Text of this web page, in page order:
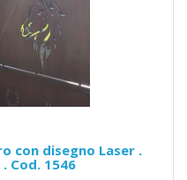
con disegno Laser .
Cod. 1546